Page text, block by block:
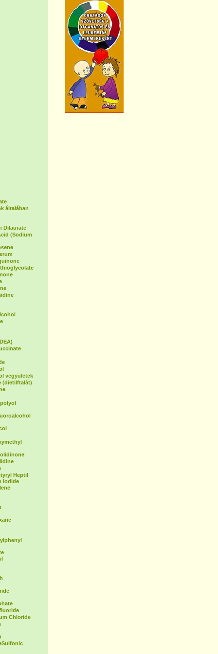
általában
Dilaurate
(Sodium
vegyületek
(dietilftalát)
Heptil
Iodide
Chloride